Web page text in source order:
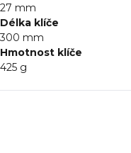
27 mm
Délka klíče
300 mm
Hmotnost klíče
425 g